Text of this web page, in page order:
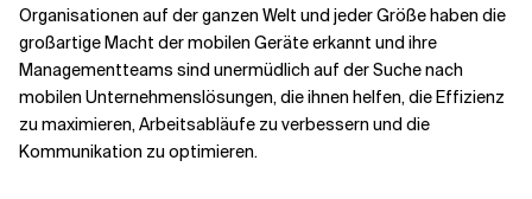
Organisationen auf der ganzen Welt und jeder Größe haben die
großartige Macht der mobilen Geräte erkannt und ihre
Managementteams sind unermüdlich auf der Suche nach
mobilen Unternehmenslösungen, die ihnen helfen, die Effizienz
zu maximieren, Arbeitsabläufe zu verbessern und die
Kommunikation zu optimieren.